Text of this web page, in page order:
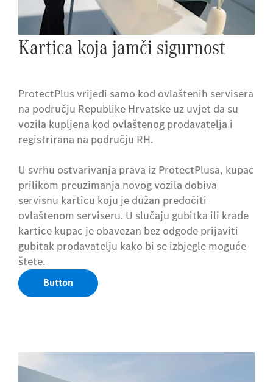
Kartica koja jamči sigurnost
ProtectPlus vrijedi samo kod ovlaštenih servisera
na području Republike Hrvatske uz uvjet da su
vozila kupljena kod ovlaštenog prodavatelja i
registrirana na području RH.
U svrhu ostvarivanja prava iz ProtectPlusa, kupac
prilikom preuzimanja novog vozila dobiva
servisnu karticu koju je dužan predočiti
ovlaštenom serviseru. U slučaju gubitka ili krađe
kartice kupac je obavezan bez odgode prijaviti
gubitak prodavatelju kako bi se izbjegle moguće
štete.
Button